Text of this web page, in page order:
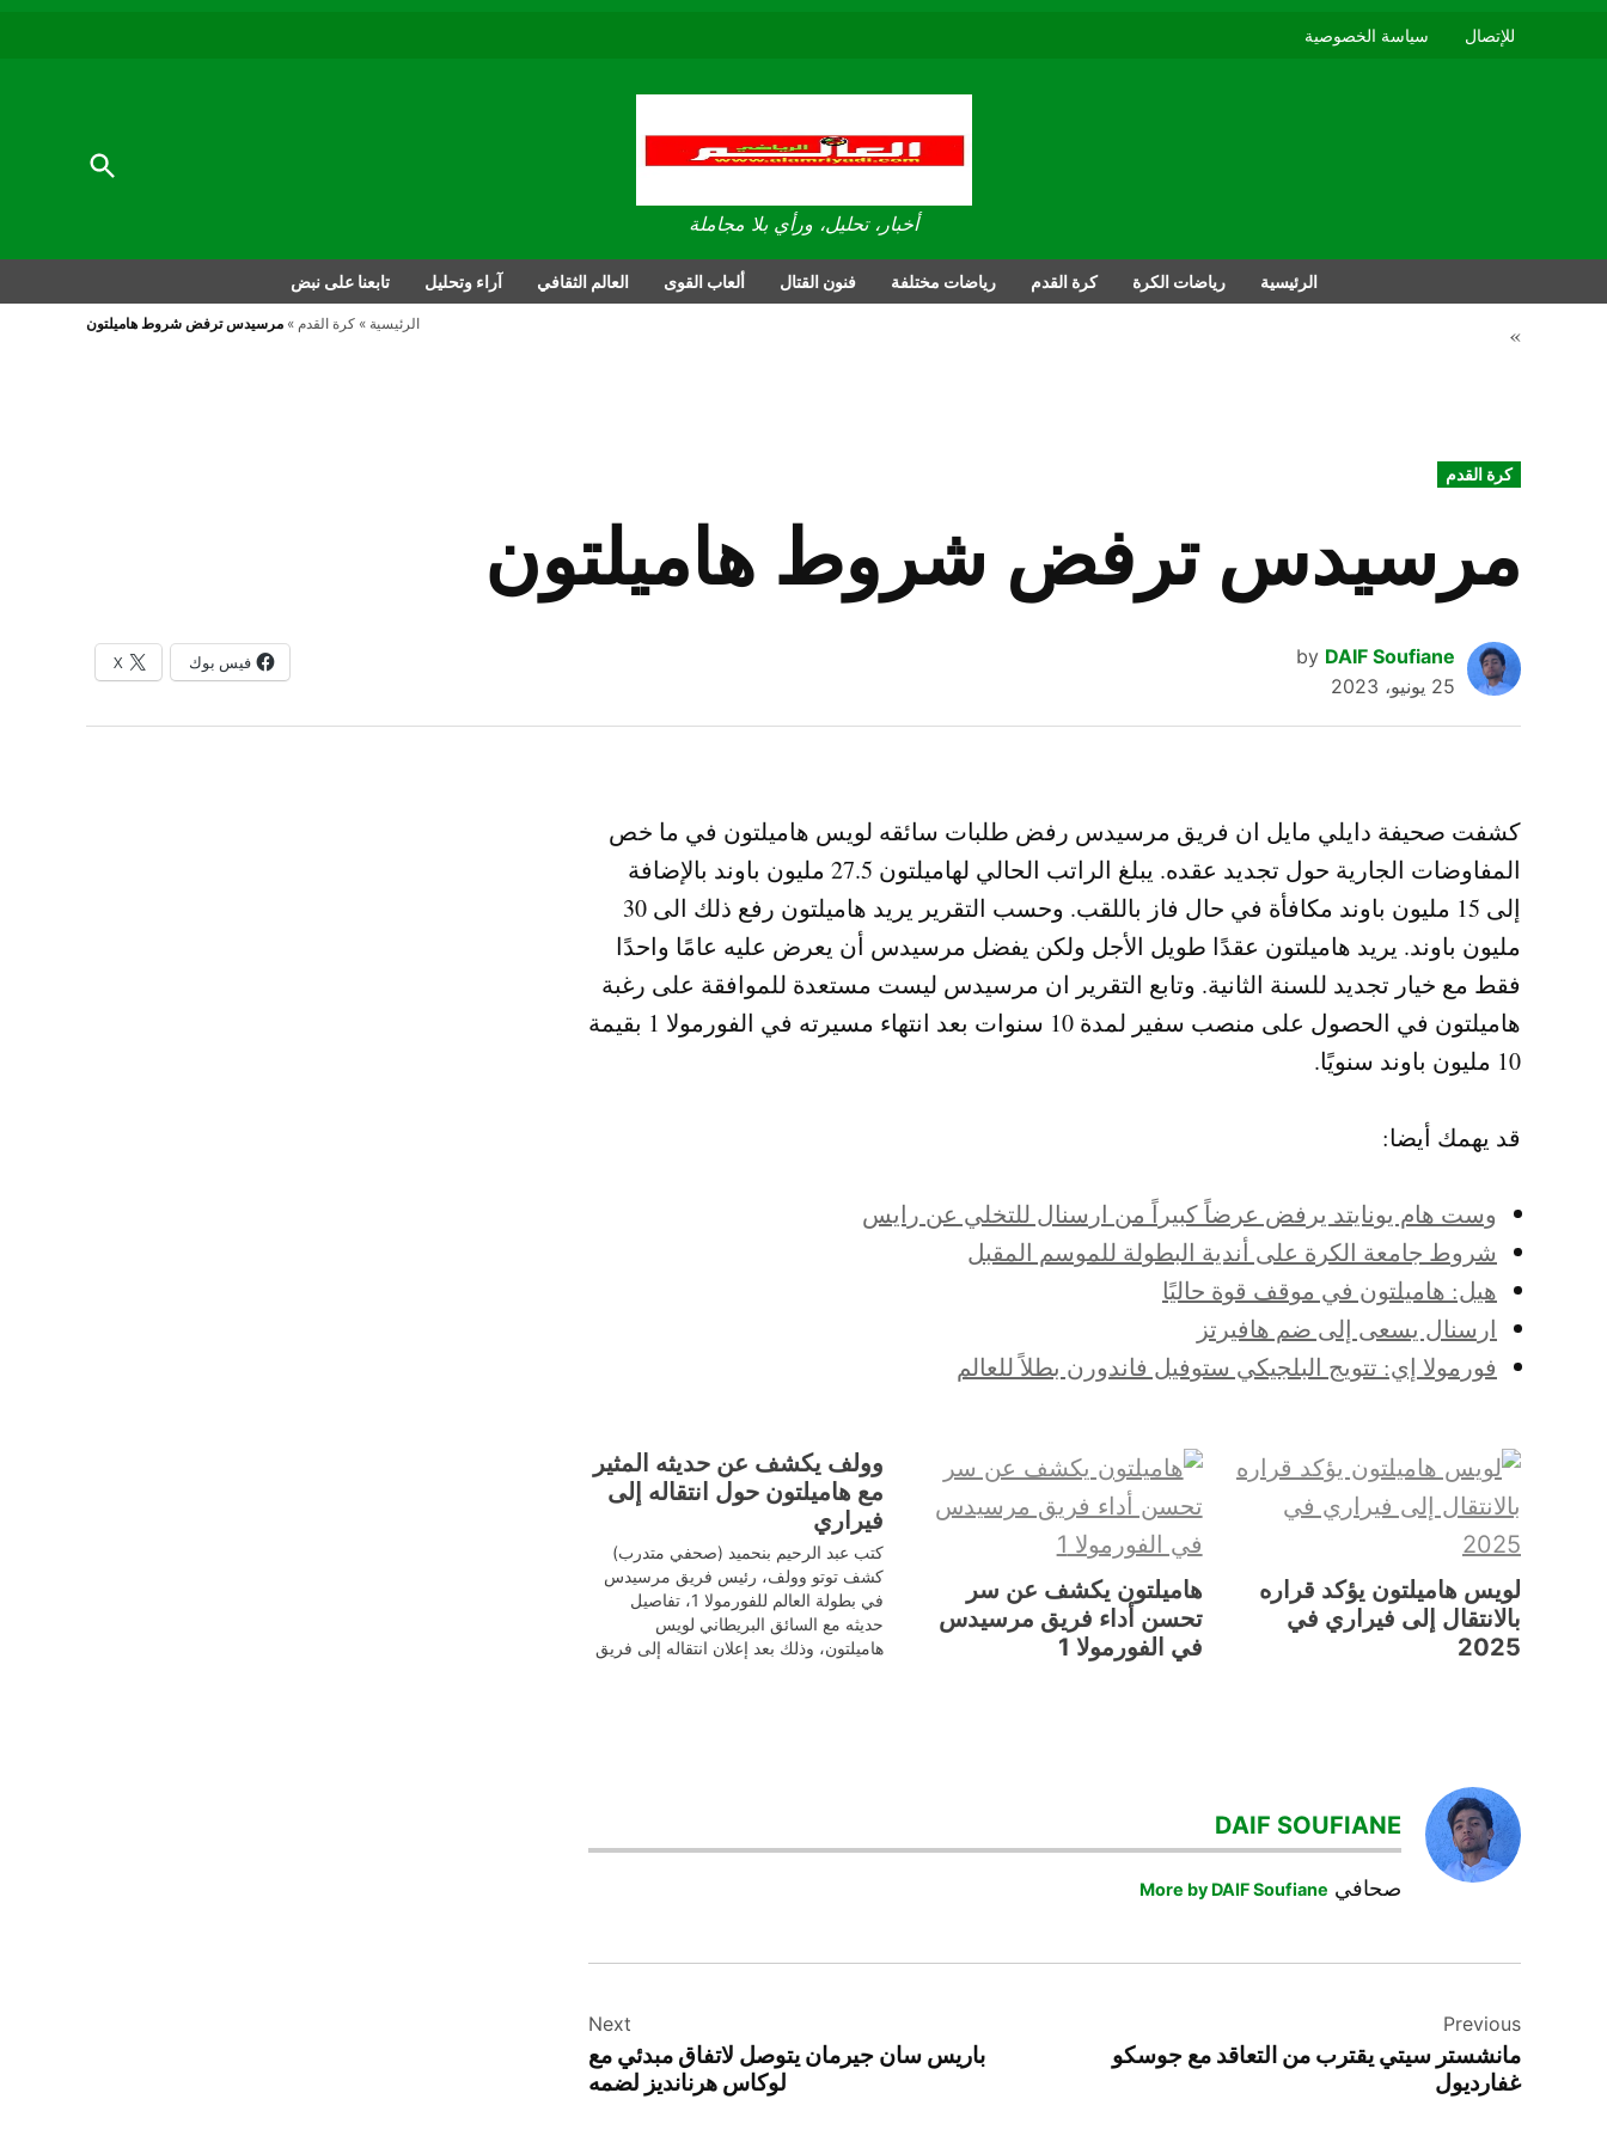
للإتصال سياسة الخصوصية
العالم الرياضي
أخبار، تحليل، ورأي بلا مجاملة
Open
الرئيسية رياضات الكرة كرة القدم رياضات مختلفة فنون القتال ألعاب القوى العالم الثقافي آراء وتحليل تابعنا على نبض
» الرئيسية » كرة القدم » مرسيدس ترفض شروط هاميلتون
POSTED
IN
كرة القدم
مرسيدس ترفض شروط هاميلتون
by DAIF Soufiane
25 يونيو، 2023
فيس بوك X
كشفت صحيفة دايلي مايل ان فريق مرسيدس رفض طلبات سائقه لويس هاميلتون في ما خص
المفاوضات الجارية حول تجديد عقده. يبلغ الراتب الحالي لهاميلتون 27.5 مليون باوند بالإضافة
إلى 15 مليون باوند مكافأة في حال فاز باللقب. وحسب التقرير يريد هاميلتون رفع ذلك الى 30
مليون باوند. يريد هاميلتون عقدًا طويل الأجل ولكن يفضل مرسيدس أن يعرض عليه عامًا واحدًا
فقط مع خيار تجديد للسنة الثانية. وتابع التقرير ان مرسيدس ليست مستعدة للموافقة على رغبة
هاميلتون في الحصول على منصب سفير لمدة 10 سنوات بعد انتهاء مسيرته في الفورمولا 1 بقيمة
10 مليون باوند سنويًا.
قد يهمك أيضا:
وست هام يونايتد يرفض عرضاً كبيراً من ارسنال للتخلي عن رايس
شروط جامعة الكرة على أندية البطولة للموسم المقبل
هيل: هاميلتون في موقف قوة حاليًا
ارسنال يسعى إلى ضم هافيرتز
فورمولا إي: تتويج البلجيكي ستوفيل فاندورن بطلاً للعالم
لويس هاميلتون يؤكد قراره
بالانتقال إلى فيراري في
2025
هاميلتون يكشف عن سر
تحسن أداء فريق مرسيدس
في الفورمولا 1
وولف يكشف عن حديثه المثير
مع هاميلتون حول انتقاله إلى
فيراري
كتب عبد الرحيم بنحميد (صحفي متدرب)
كشف توتو وولف، رئيس فريق مرسيدس
في بطولة العالم للفورمولا 1، تفاصيل
حديثه مع السائق البريطاني لويس
هاميلتون، وذلك بعد إعلان انتقاله إلى فريق
الفورمولا
1
هاميلتون
DAIF SOUFIANE
صحافي More by DAIF Soufiane
المقالات
Previous
مانشستر سيتي يقترب من التعاقد مع جوسكو
غفارديول
Next
باريس سان جيرمان يتوصل لاتفاق مبدئي مع
لوكاس هرنانديز لضمه